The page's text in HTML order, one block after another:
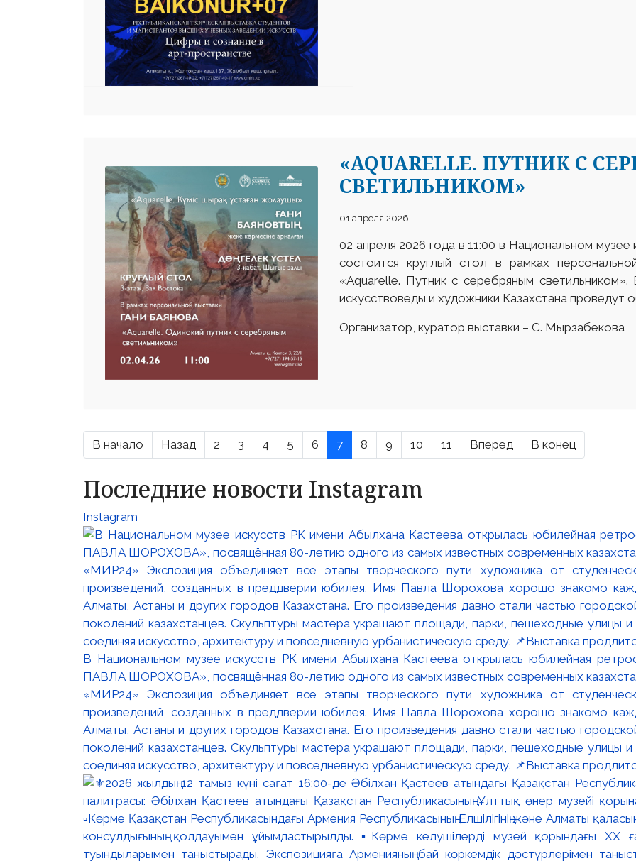
«AQUARELLE. ПУТНИК С
СВЕТИЛЬНИКОМ»
01 апреля 2026
02 апреля 2026 года в 11:00 в Национальном
состоится круглый стол в рамках
«Aquarelle. Путник с серебряным
искусствоведы и художники Казахстана проведут
Организатор, куратор выставки – С. Мырзабекова
В начало Назад 2 3 4 5 6 7 8 9 10 11 Вперед В конец
Последние новости Instagram
Instagram
В Национальном музее искусств РК имени Абылхана Кастеева открылась юбилейная
ПАВЛА ШОРОХОВА», посвящённая 80-летию одного из самых известных современных
«МИР24» Экспозиция объединяет все этапы творческого пути художника от
произведений, созданных в преддверии юбилея. Имя Павла Шорохова хорошо знакомо
Алматы, Астаны и других городов Казахстана. Его произведения давно стали частью
поколений казахстанцев. Скульптуры мастера украшают площади, парки, пешеходные улицы
соединяя искусство, архитектуру и повседневную урбанистическую среду. 📌Выставка